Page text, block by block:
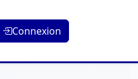
Connexion